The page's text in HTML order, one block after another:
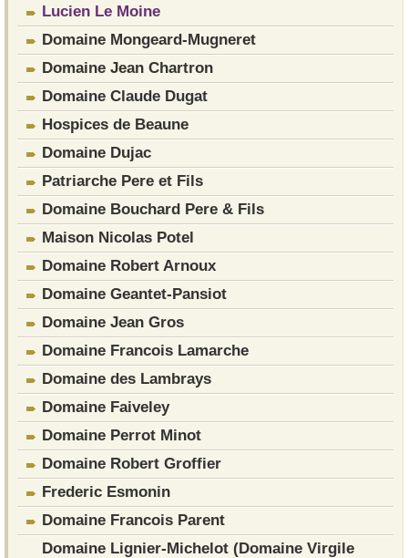
Lucien Le Moine
Domaine Mongeard-Mugneret
Domaine Jean Chartron
Domaine Claude Dugat
Hospices de Beaune
Domaine Dujac
Patriarche Pere et Fils
Domaine Bouchard Pere & Fils
Maison Nicolas Potel
Domaine Robert Arnoux
Domaine Geantet-Pansiot
Domaine Jean Gros
Domaine Francois Lamarche
Domaine des Lambrays
Domaine Faiveley
Domaine Perrot Minot
Domaine Robert Groffier
Frederic Esmonin
Domaine Francois Parent
Domaine Lignier-Michelot (Domaine Virgile